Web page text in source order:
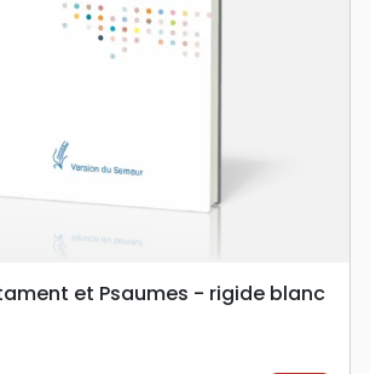
et Psaumes - rigide blanc